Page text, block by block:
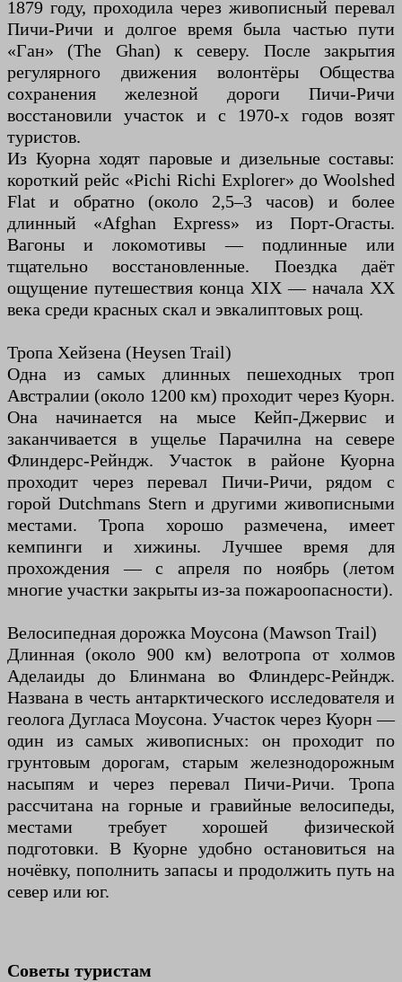
1879 году, проходила через живописный перевал
Пичи-Ричи и долгое время была частью пути
«Ган» (The Ghan) к северу. После закрытия
регулярного движения волонтёры Общества
сохранения железной дороги Пичи-Ричи
восстановили участок и с 1970-х годов возят
туристов.
Из Куорна ходят паровые и дизельные составы:
короткий рейс «Pichi Richi Explorer» до Woolshed
Flat и обратно (около 2,5–3 часов) и более
длинный «Afghan Express» из Порт-Огасты.
Вагоны и локомотивы — подлинные или
тщательно восстановленные. Поездка даёт
ощущение путешествия конца XIX — начала XX
века среди красных скал и эвкалиптовых рощ.
Тропа Хейзена (Heysen Trail)
Одна из самых длинных пешеходных троп
Австралии (около 1200 км) проходит через Куорн.
Она начинается на мысе Кейп-Джервис и
заканчивается в ущелье Парачилна на севере
Флиндерс-Рейндж. Участок в районе Куорна
проходит через перевал Пичи-Ричи, рядом с
горой Dutchmans Stern и другими живописными
местами. Тропа хорошо размечена, имеет
кемпинги и хижины. Лучшее время для
прохождения — с апреля по ноябрь (летом
многие участки закрыты из-за пожароопасности).
Велосипедная дорожка Моусона (Mawson Trail)
Длинная (около 900 км) велотропа от холмов
Аделаиды до Блинмана во Флиндерс-Рейндж.
Названа в честь антарктического исследователя и
геолога Дугласа Моусона. Участок через Куорн —
один из самых живописных: он проходит по
грунтовым дорогам, старым железнодорожным
насыпям и через перевал Пичи-Ричи. Тропа
рассчитана на горные и гравийные велосипеды,
местами требует хорошей физической
подготовки. В Куорне удобно остановиться на
ночёвку, пополнить запасы и продолжить путь на
север или юг.
Советы туристам